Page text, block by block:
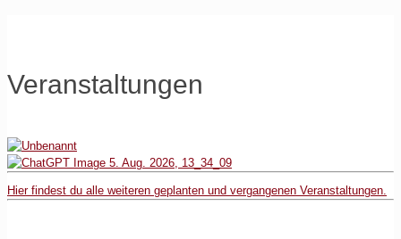
Veranstaltungen
Hier findest du alle weiteren geplanten und vergangenen Veranstaltungen.